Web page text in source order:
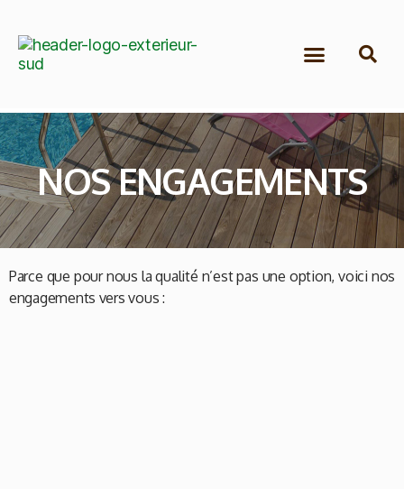
NOS ENGAGEMENTS
Parce que pour nous la qualité n’est pas une option, voici nos
engagements vers vous :